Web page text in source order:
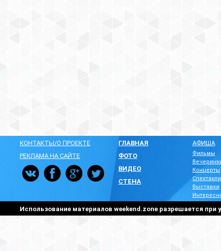
КОНТАКТЫ/О ПРОЕКТЕ
РЕКЛАМА НА САЙТЕ
ГЛАВНАЯ
ФОТО
ВИДЕО
СТЕНА
АФИША
Фильмы
Концерты
Спектакли
Выставки
Использование материалов weekend.zone разрешается